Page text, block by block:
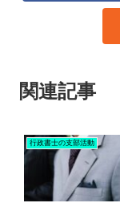
関連記事
行政書士の支部活動